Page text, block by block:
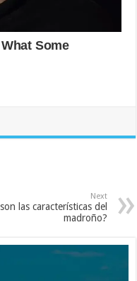
Next
las características del
madroño?